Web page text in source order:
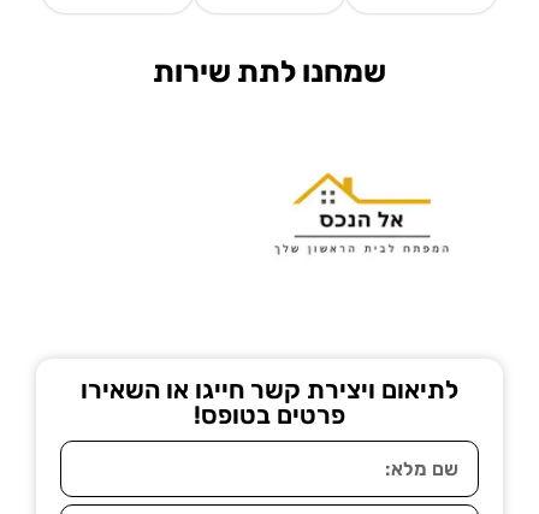
שמחנו לתת שירות
לתיאום ויצירת קשר חייגו או השאירו
פרטים בטופס!